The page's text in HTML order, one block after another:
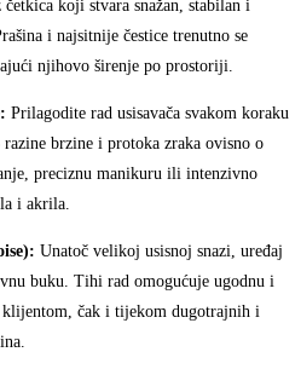
koji stvara snažan, stabilan i
i najsitnije čestice trenutno se
njihovo širenje po prostoriji.
Prilagodite rad usisavača svakom koraku
brzine i protoka zraka ovisno o
preciznu manikuru ili intenzivno
i akrila.
Unatoč velikoj usisnoj snazi, uređaj
buku. Tihi rad omogućuje ugodnu i
klijentom, čak i tijekom dugotrajnih i